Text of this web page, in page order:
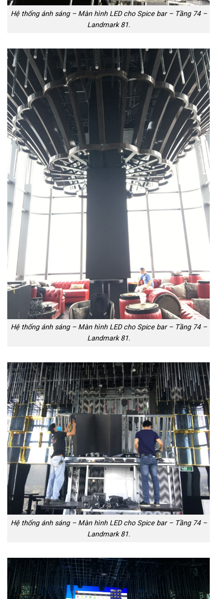
Hệ thống ánh sáng – Màn hình LED cho Spice bar – Tầng 74 –
Landmark 81.
Hệ thống ánh sáng – Màn hình LED cho Spice bar – Tầng 74 –
Landmark 81.
Hệ thống ánh sáng – Màn hình LED cho Spice bar – Tầng 74 –
Landmark 81.